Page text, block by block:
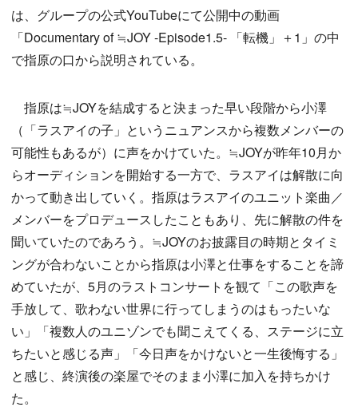
は、グループの公式YouTubeにて公開中の動画
「Documentary of ≒JOY -Episode1.5- 「転機」＋1」の中
で指原の口から説明されている。
指原は≒JOYを結成すると決まった早い段階から小澤
（「ラスアイの子」というニュアンスから複数メンバーの
可能性もあるが）に声をかけていた。≒JOYが昨年10月か
らオーディションを開始する一方で、ラスアイは解散に向
かって動き出していく。指原はラスアイのユニット楽曲／
メンバーをプロデュースしたこともあり、先に解散の件を
聞いていたのであろう。≒JOYのお披露目の時期とタイミ
ングが合わないことから指原は小澤と仕事をすることを諦
めていたが、5月のラストコンサートを観て「この歌声を
手放して、歌わない世界に行ってしまうのはもったいな
い」「複数人のユニゾンでも聞こえてくる、ステージに立
ちたいと感じる声」「今日声をかけないと一生後悔する」
と感じ、終演後の楽屋でそのまま小澤に加入を持ちかけ
た。